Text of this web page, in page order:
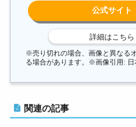
※売り切れの場合、画像と異なる
る場合があります。※画像引用: 日
関連の記事